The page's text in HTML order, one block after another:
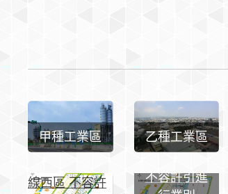
甲種工業區 乙種工業區
線西區 不容許
彰濱工業
不容許引進